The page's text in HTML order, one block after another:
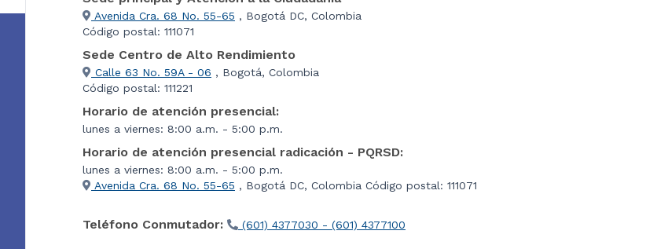
Avenida Cra. 68 No. 55-65 , Bogotá DC, Colombia
Código postal: 111071
Sede Centro de Alto Rendimiento
Calle 63 No. 59A - 06 , Bogotá, Colombia
Código postal: 111221
Horario de atención presencial:
lunes a viernes: 8:00 a.m. - 5:00 p.m.
Horario de atención presencial radicación - PQRSD:
lunes a viernes: 8:00 a.m. - 5:00 p.m.
Avenida Cra. 68 No. 55-65 , Bogotá DC, Colombia Código postal: 111071
Teléfono Conmutador: (601) 4377030 - (601) 4377100